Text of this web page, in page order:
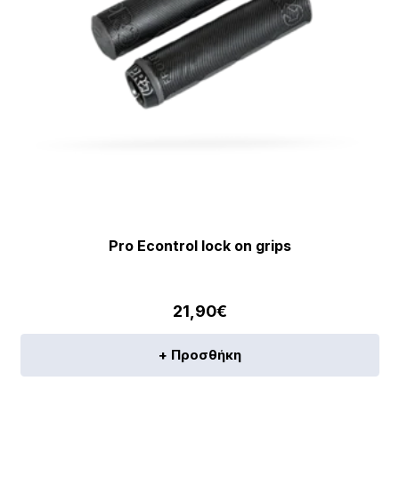
Pro Econtrol lock on grips
21,90€
+ Προσθήκη